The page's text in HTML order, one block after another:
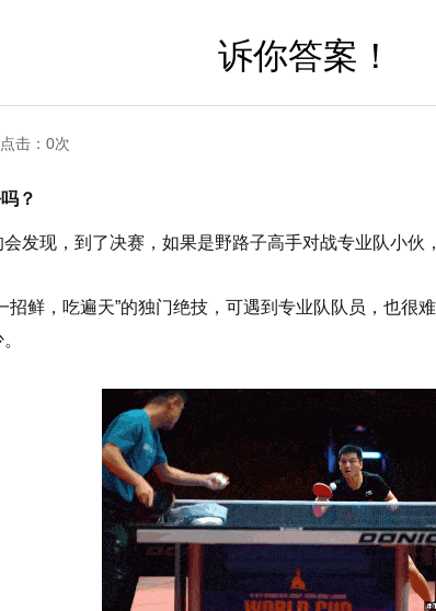
诉你答案！
击： 0次
？
发现，到了决赛，如果是野路子高手对战专业队小伙
招鲜，吃遍天”的独门绝技，可遇到专业队队员，也很